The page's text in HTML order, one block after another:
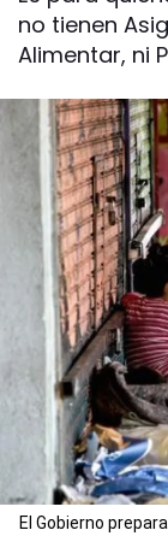
no tienen
Alimentar, ni
El Gobierno